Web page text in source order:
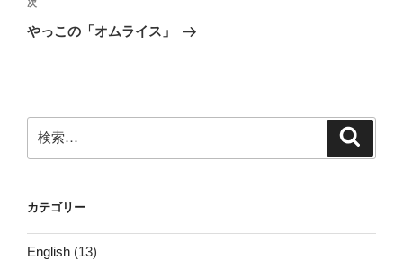
ゲ
ー
次
の
次
やっこの「オムライス」
索:
カテゴリー
English (13)